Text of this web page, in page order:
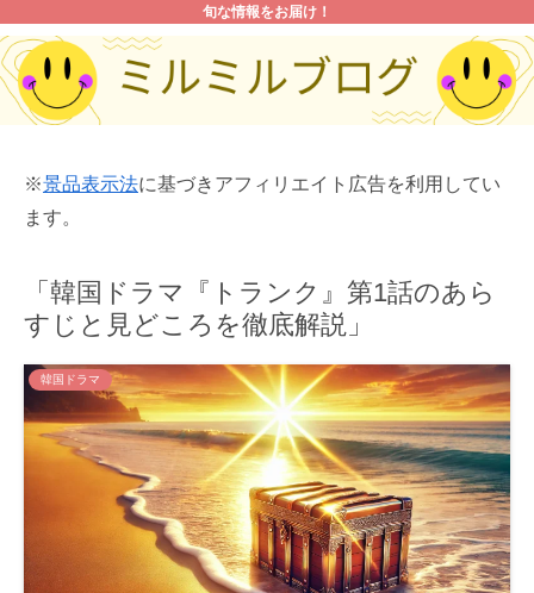
旬な情報をお届け！
※景品表示法に基づきアフィリエイト広告を利用してい
ます。
「韓国ドラマ『トランク』第1話のあら
すじと見どころを徹底解説」
韓国ドラマ